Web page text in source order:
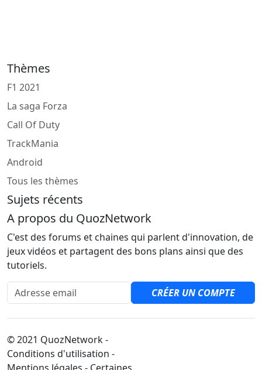
Thèmes
F1 2021
La saga Forza
Call Of Duty
TrackMania
Android
Tous les thèmes
Sujets récents
A propos du QuozNetwork
C'est des forums et chaines qui parlent d'innovation, de
jeux vidéos et partagent des bons plans ainsi que des
tutoriels.
Adresse email
CRÉER UN COMPTE
© 2021 QuozNetwork -
Conditions d'utilisation -